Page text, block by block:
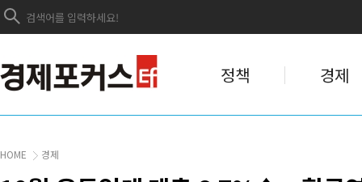
정책 경제
HOME 경제